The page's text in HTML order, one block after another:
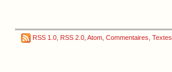
RSS 1.0 RSS 2.0 Atom Commentaires Textes